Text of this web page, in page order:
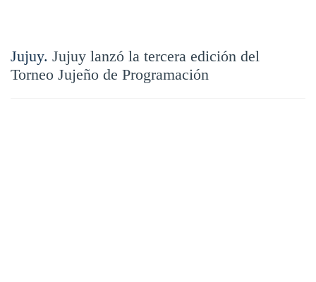
Jujuy. Jujuy lanzó la tercera edición del
Torneo Jujeño de Programación